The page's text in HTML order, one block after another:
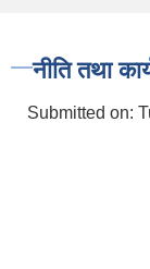
नीति तथा
Submitted on: